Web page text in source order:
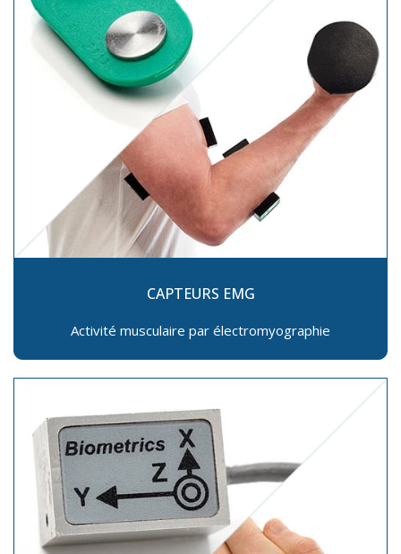
CAPTEURS EMG
Activité musculaire par électromyographie